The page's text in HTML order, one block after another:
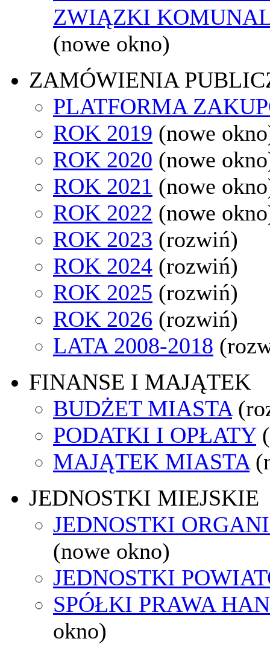
ZWIĄZKI
(nowe okno)
ZAMÓWIENIA
PLATFORMA
ROK 2019 (nowe
ROK 2020 (nowe
ROK 2021 (nowe
ROK 2022 (nowe
ROK 2023 (rozwiń)
ROK 2024 (rozwiń)
ROK 2025 (rozwiń)
ROK 2026 (rozwiń)
LATA 2008-2018
FINANSE I MAJĄTEK
BUDŻET MIASTA
PODATKI I OPŁATY
MAJĄTEK MIASTA
JEDNOSTKI MIEJSKIE
JEDNOSTKI
(nowe okno)
JEDNOSTKI
SPÓŁKI PRAWA
okno)